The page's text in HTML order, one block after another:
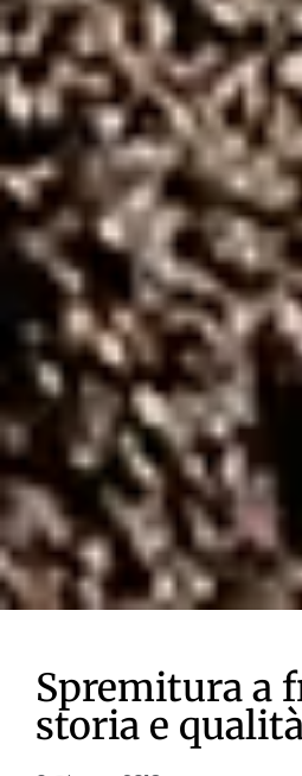
Spremitura a
storia e